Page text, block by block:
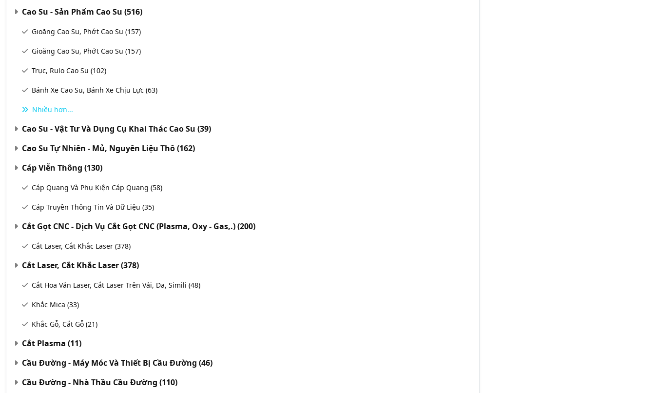
Cao Su - Sản Phẩm Cao Su (516)
Gioăng Cao Su, Phớt Cao Su (157)
Gioăng Cao Su, Phớt Cao Su (157)
Trục, Rulo Cao Su (102)
Bánh Xe Cao Su, Bánh Xe Chịu Lực (63)
Nhiều hơn...
Cao Su - Vật Tư Và Dụng Cụ Khai Thác Cao Su (39)
Cao Su Tự Nhiên - Mủ, Nguyên Liệu Thô(162)
Cáp Viễn Thông (130)
Cáp Quang Và Phụ Kiện Cáp Quang (58)
Cáp Truyền Thông Tin Và Dữ Liệu (35)
Cắt Gọt CNC - Dịch Vụ Cắt Gọt CNC (Plasma, Oxy - Gas,.)(200)
Cắt Laser, Cắt Khắc Laser (378)
Cắt Laser, Cắt Khắc Laser(378)
Cắt Hoa Văn Laser, Cắt Laser Trên Vải, Da, Simili (48)
Khắc Mica (33)
Khắc Gỗ, Cắt Gỗ (21)
Cắt Plasma (11)
Cầu Đường - Máy Móc Và Thiết Bị Cầu Đường (46)
Cầu Đường - Nhà Thầu Cầu Đường (110)